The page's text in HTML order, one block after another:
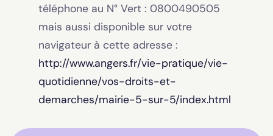
téléphone au N° Vert : 0800490505
mais aussi disponible sur votre
navigateur à cette adresse :
http://www.angers.fr/vie-pratique/vie-
quotidienne/vos-droits-et-
demarches/mairie-5-sur-5/index.html